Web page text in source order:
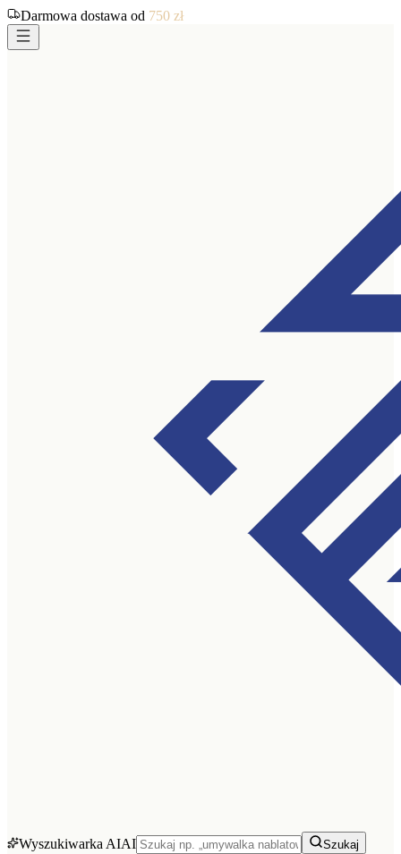
Darmowa dostawa od 750 zł
Wyszukiwarka AIAI Szukaj